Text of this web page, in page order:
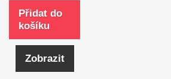
Přidat do
košíku
Zobrazit